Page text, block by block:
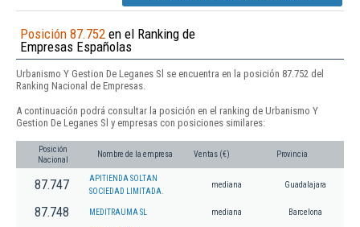
Posición 87.752 en el Ranking de
Empresas Españolas
Urbanismo Y Gestion De Leganes Sl se encuentra en la posición 87.752 del
Ranking Nacional de Empresas.
A continuación podrá consultar la posición en el ranking de Urbanismo Y
Gestion De Leganes Sl y empresas con posiciones similares:
Posición
Nacional
Nombre de la empresa Ventas (€) Provincia
87.747
APITIENDA SOLTAN
SOCIEDAD LIMITADA.
mediana Guadalajara
87.748 MEDITRAUMA SL mediana Barcelona